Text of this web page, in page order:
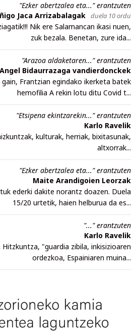
"Ezker abertzalea eta..." erantzuten
Jaca Arrizabalagak duela 10 ordu
Nik ere Salamancan ikasi nuen,
zuk bezala. Benetan, zure ida...
"Arazoa aldaketaren..." erantzuten
Angel Bidaurrazaga vandierdonckek
Frantzian egindako ikerketa batek
hemofilia A rekin lotu ditu Covid t...
"Etsipena ekintzarekin..." erantzuten
Karlo Ravelik
kulturak, herriak, bixitasunak,
altxorrak...
"Ezker abertzalea eta..." erantzuten
Maite Arandigoien Leorzak
ederki dakite norantz doazen. Duela
15/20 urtetik, haien helburua da es...
"..." erantzuten
Karlo Ravelik
"guardia zibila, inkisizioaren
ordezkoa, Espainiaren muina...